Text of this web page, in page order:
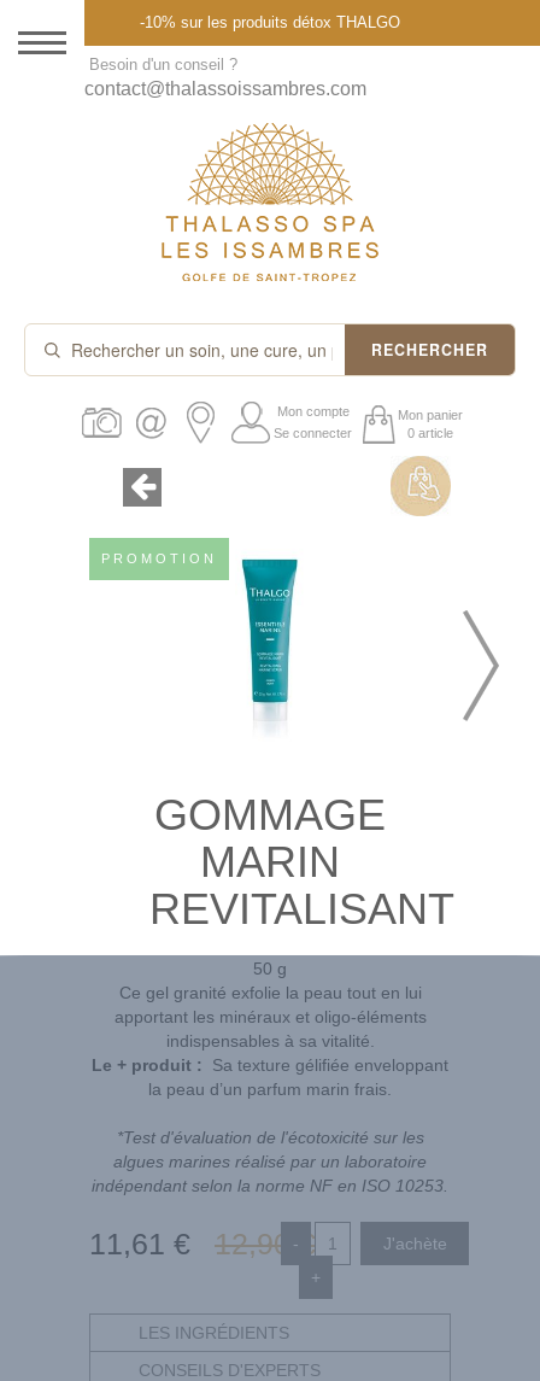
DESTINATION
THALASSO SPA
CURES ET FORFAITS
SOINS À LA CARTE
ABONNEMENTS
PROMOS
-10% sur les produits détox THALGO
Besoin d'un conseil ?
contact@thalassoissambres.com
RECHERCHER
Mon compte
Se connecter
Mon panier
0 article
PROMOTION
GOMMAGE
MARIN
REVITALISANT
50 g
Ce gel granité exfolie la peau tout en lui
apportant les minéraux et oligo-éléments
indispensables à sa vitalité.
Le + produit :
Sa texture gélifiée enveloppant
la peau d’un parfum marin frais.
*Test d'évaluation de l'écotoxicité sur les
algues marines réalisé par un laboratoire
indépendant selon la norme NF en ISO 10253.
11,61 € 12,90 €
-
+
LES INGRÉDIENTS
CONSEILS D'EXPERTS